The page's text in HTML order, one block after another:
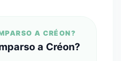
A CRÉON?
a Créon?